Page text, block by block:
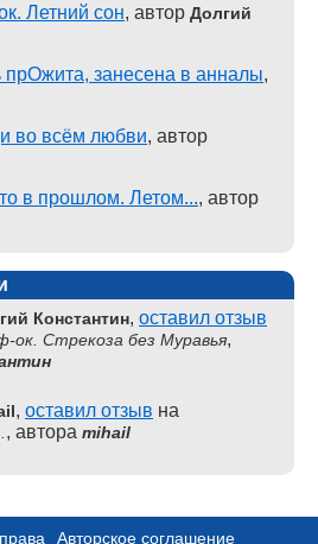
Летний сон, автор Долгий
занесена в анналы,
во всём любви, автор
то в прошлом. Летом..., автор
Константин, оставил отзыв
ок. Стрекоза без Муравья,
, оставил отзыв на
, автора mihail
Авторское соглашение